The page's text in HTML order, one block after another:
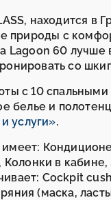
находится в
природы с
Lagoon 60 лучше
со
с 10
белье и
услуги».
в
Cockpit
(маска,